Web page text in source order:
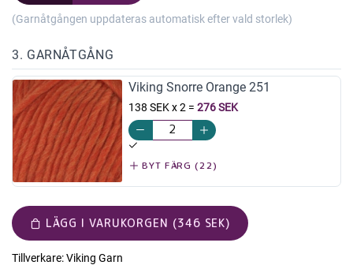
(Garnåtgången uppdateras automatisk efter vald storlek)
3. GARNÅTGÅNG
Viking Snorre Orange 251
138 SEK x 2= 276 SEK
BYT FÄRG (22)
LÄGG I VARUKORGEN (346 SEK)
Tillverkare:Viking Garn